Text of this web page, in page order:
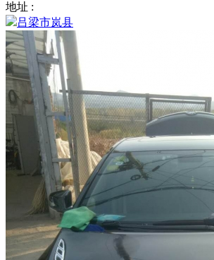
地址 :
吕梁市岚县